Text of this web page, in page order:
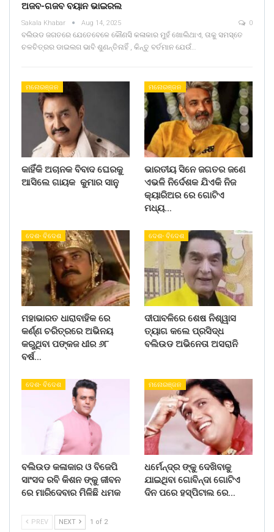
ଅଜବ-ଗଜବ ବୟାନ ଭାଇରଲ
Sakala Khabar Aug 14, 2025 0
ବଲିଉଡ ଜଗତରେ ଯେତେବେଳେ କୌଣସି କଳାକାର ମୁହଁ ଖୋଲିଥାଏ, ତାକୁ ସମସ୍ତେ
ଚଳଚିତ୍ରର ଡାଇଲଗ ଭାବି ଶୁଣନ୍ତିନାହିଁ , କିନ୍ତୁ ବର୍ତମାନ ଯେଉଁ…
ମନୋରଞ୍ଜନ
କାହିଁକି ଅଚାନକ ବିବାଦ ଘେରକୁ
ଆସିଲେ ଗାୟକ କୁମାର ସାନୁ
ମନୋରଞ୍ଜନ
ଭାରତୀୟ ସିନେ ଜଗତର ଜଣେ
ଏଭଳି ନିର୍ଦେଶକ ଯିଏକି ନିଜ
କ୍ୟାରିଅର ରେ ଗୋଟିଏ
ମଧ୍ୟ…
ଦେଶ- ବିଦେଶ
ମହାଭାରତ ଧାରାବାହିକ ରେ
କର୍ଣ୍ଣ ଚରିତ୍ରରେ ଅଭିନୟ
କରୁଥିବା ପଙ୍କଜ ଧୀର ୬୮
ବର୍ଷ…
ଦେଶ- ବିଦେଶ
ଦୀପାବଳିରେ ଶେଷ ନିଶ୍ୱାସ
ତ୍ୟାଗ କଲେ ପ୍ରସିଦ୍ଧ
ବଲିଉଡ ଅଭିନେତା ଅସରାନି
ଦେଶ- ବିଦେଶ
ବଲିଉଡ କଳାକାର ଓ ବିଜେପି
ସାଂସଦ ରବି କିଶନ ଙ୍କୁ ଜୀବନ
ରେ ମାରିଦେବାର ମିଳିଛି ଧମକ
ମନୋରଞ୍ଜନ
ଧର୍ମେନ୍ଦ୍ର ଙ୍କୁ ଦେଖିବାକୁ
ଯାଇଥିବା ଗୋବିନ୍ଦା ଗୋଟିଏ
ଦିନ ପରେ ହସ୍ପିଟାଲ ରେ…
PREV NEXT 1 of 2